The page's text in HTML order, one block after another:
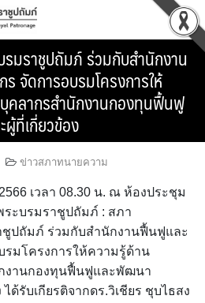
มราชูปถัมภ์ ร่วมกับสำนักงาน
จัดการอบรมโครงการให้
คลากรสำนักงานกองทุนฟื้นฟู
ที่เกี่ยวข้อง
ข่าวสภาทนายความ
เวลา 08.30 น. ณ ห้องประชุม
ะบรมราชูปถัมภ์ : สภา
ปถัมภ์ ร่วมกับสำนักงานฟื้นฟูและ
มโครงการให้ความรู้ด้าน
งานกองทุนฟื้นฟูและพัฒนา
ด้รับเกียรติจากดร.วิเชียร ชุบไธสง